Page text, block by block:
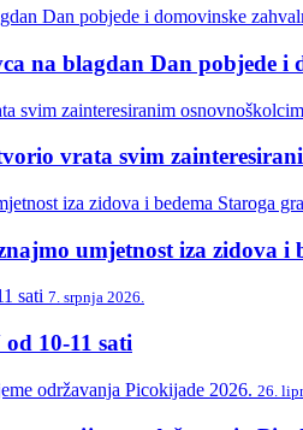
na blagdan Dan pobjede
vrata svim
umjetnost iza zidova i
7. srpnja 2026.
10-11 sati
26.